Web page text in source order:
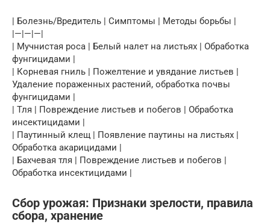
| Болезнь/Вредитель | Симптомы | Методы борьбы |
|—|—|—|
| Мучнистая роса | Белый налет на листьях | Обработка
фунгицидами |
| Корневая гниль | Пожелтение и увядание листьев |
Удаление пораженных растений, обработка почвы
фунгицидами |
| Тля | Повреждение листьев и побегов | Обработка
инсектицидами |
| Паутинный клещ | Появление паутины на листьях |
Обработка акарицидами |
| Бахчевая тля | Повреждение листьев и побегов |
Обработка инсектицидами |
Сбор урожая: Признаки зрелости, правила
сбора, хранение